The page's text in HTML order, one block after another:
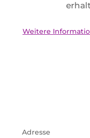
Weitere
Adresse